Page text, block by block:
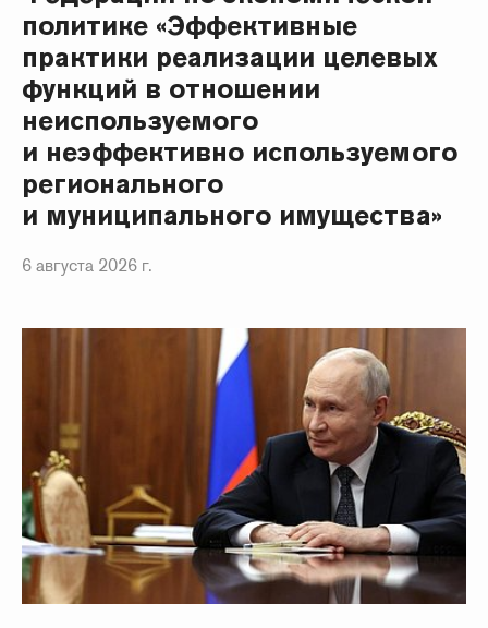
политике «Эффективные
практики реализации целевых
функций в отношении
неиспользуемого
и неэффективно используемого
регионального
и муниципального имущества»
6 августа 2026 г.